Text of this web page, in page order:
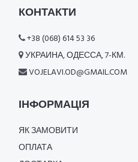
КОНТАКТИ
+38 (068) 614 53 36
УКРАИНА, ОДЕССА, 7-КМ.
VOJELAVI.OD@GMAIL.COM
ІНФОРМАЦІЯ
ЯК ЗАМОВИТИ
ОПЛАТА